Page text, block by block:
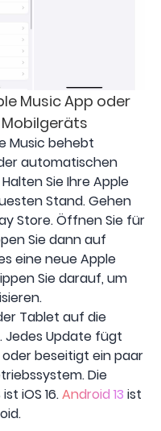
Music App oder
Music behebt
automatischen
Sie Ihre Apple
Stand. Gehen
Store. Öffnen Sie für
Sie dann auf
eine neue Apple
Sie darauf, um
Tablet auf die
Jedes Update fügt
beseitigt ein paar
Die
iOS 16.Android 13 ist